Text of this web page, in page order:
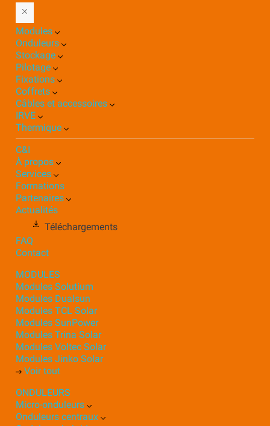
Modules
Onduleurs
Stockage
Pilotage
Fixations
Coffrets
Câbles et accessoires
IRVE
Thermique
C&I
À propos
Services
Formations
Partenaires
Actualités
Téléchargements
FAQ
Contact
MODULES
Modules Solutium
Modules Dualsun
Modules TCL Solar
Modules SunPower
Modules Trina Solar
Modules Voltec Solar
Modules Jinko Solar
Voir tout
ONDULEURS
Micro-onduleurs
Onduleurs centraux